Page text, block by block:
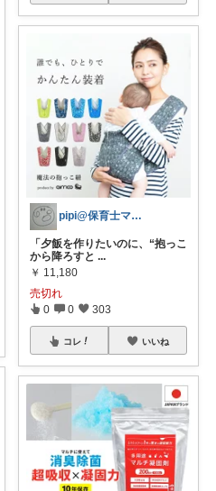
pipi@保育士ママの趣味部屋
「夕飯を作りたいのに、“抱っこ
から降ろすと ...
￥ 11,180
売切れ
0 0 303
コレ いいね